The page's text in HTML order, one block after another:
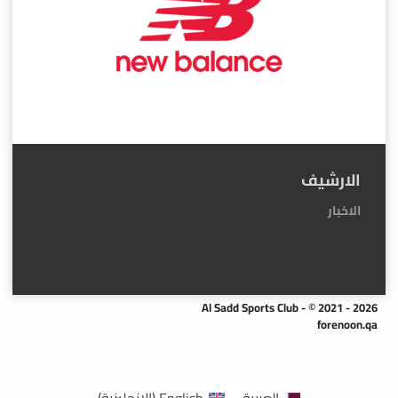
الارشيف
الاخبار
Al Sadd Sports Club - © 2021 - 2026
forenoon.qa